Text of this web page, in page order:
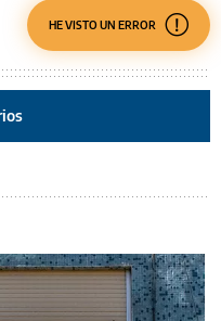
HE VISTO UN ERROR